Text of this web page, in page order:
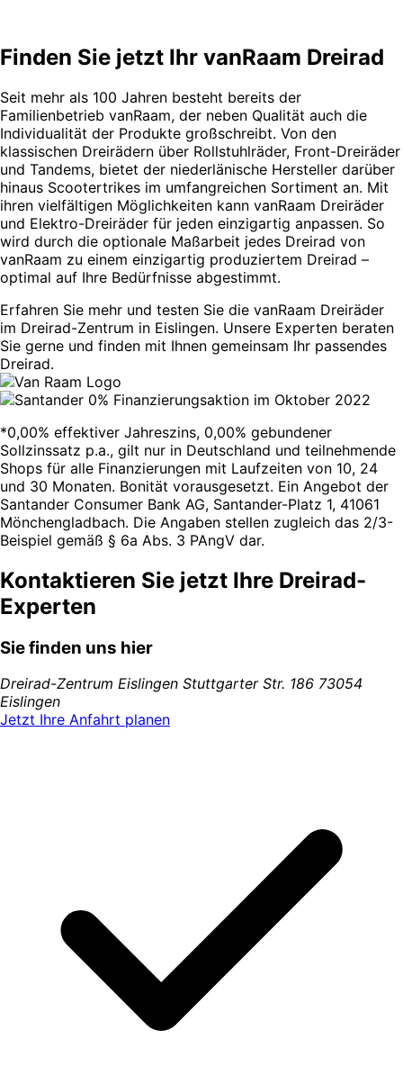
Finden Sie jetzt Ihr vanRaam Dreirad
Seit mehr als 100 Jahren besteht bereits der
Familienbetrieb vanRaam, der neben Qualität auch die
Individualität der Produkte großschreibt. Von den
klassischen Dreirädern über Rollstuhlräder, Front-Dreiräder
und Tandems, bietet der niederlänische Hersteller darüber
hinaus Scootertrikes im umfangreichen Sortiment an. Mit
ihren vielfältigen Möglichkeiten kann vanRaam Dreiräder
und Elektro-Dreiräder für jeden einzigartig anpassen. So
wird durch die optionale Maßarbeit jedes Dreirad von
vanRaam zu einem einzigartig produziertem Dreirad –
optimal auf Ihre Bedürfnisse abgestimmt.
Erfahren Sie mehr und testen Sie die vanRaam Dreiräder
im Dreirad-Zentrum in Eislingen. Unsere Experten beraten
Sie gerne und finden mit Ihnen gemeinsam Ihr passendes
Dreirad.
*0,00% effektiver Jahreszins, 0,00% gebundener
Sollzinssatz p.a., gilt nur in Deutschland und teilnehmende
Shops für alle Finanzierungen mit Laufzeiten von 10, 24
und 30 Monaten. Bonität vorausgesetzt. Ein Angebot der
Santander Consumer Bank AG, Santander-Platz 1, 41061
Mönchengladbach. Die Angaben stellen zugleich das 2/3-
Beispiel gemäß § 6a Abs. 3 PAngV dar.
Kontaktieren Sie jetzt Ihre Dreirad-
Experten
Sie finden uns hier
Dreirad-Zentrum Eislingen Stuttgarter Str. 186 73054
Eislingen
Jetzt Ihre Anfahrt planen